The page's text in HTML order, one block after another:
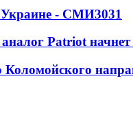
Украине - СМИ3031
Patriot